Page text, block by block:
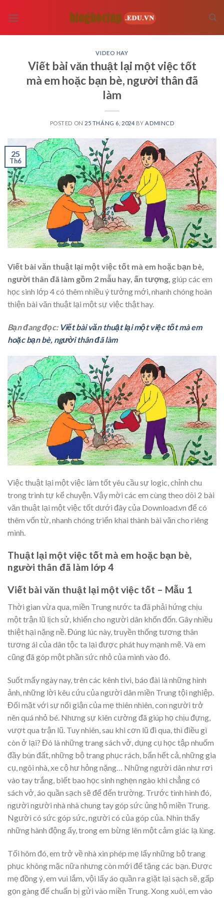
VIDEO HAY
Viết bài văn thuật lại một việc tốt
mà em hoặc bạn bè, người thân đã
làm
POSTED ON 25 THÁNG 6, 2024 BY ADMINCD
25
Th6
Viết bài văn thuật lại một việc tốt mà em hoặc bạn bè,
người thân đã làm gồm 2 mẫu hay, ấn tượng, giúp các em
học sinh lớp 4 có thêm nhiều ý tưởng mới, nhanh chóng hoàn
thiện bài văn thuật lại một sự việc thật hay.
Bạn đang đọc: Viết bài văn thuật lại một việc tốt mà em
hoặc bạn bè, người thân đã làm
Việc thuật lại một việc làm tốt yêu cầu sự logic, chỉnh chu
trong trình tự kể chuyện. Vậy mời các em cùng theo dõi 2 bài
văn thuật lại một việc tốt dưới đây của Download.vn để có
thêm vốn từ, nhanh chóng triển khai thành bài văn cho riêng
mình.
Thuật lại một việc tốt mà em hoặc bạn bè,
người thân đã làm lớp 4
Viết bài văn thuật lại một việc tốt – Mẫu 1
Thời gian vừa qua, miền Trung nước ta đã phải hứng chịu
một trận lũ lịch sử, khiến cho người dân khốn đốn. Gây nhiều
thiệt hại nặng nề. Đúng lúc này, truyền thống tương thân
tương ái của dân tộc ta lại được phát huy mạnh mẽ. Và em
cũng đã góp một phần sức nhỏ của mình vào đó.
Suốt mấy ngày nay, trên các kênh tivi, báo đài là những hình
ảnh, những lời kêu cứu của người dân miền Trung tội nghiệp.
Đối mặt với sự nổi giận của mẹ thiên nhiên, con người trở
nên quá nhỏ bé. Nhưng sự kiên cường đã giúp họ chịu đựng,
vượt qua trận lũ. Tuy nhiên, sau khi cơn lũ đi qua, thì điều gì
còn ở lại? Đó là những trang sách vở, dụng cụ học tập nhuốm
đầy bùn đất, những bộ trang phục rách, bẩn hết cả, những gia
cụ, ngôi nhà, xe cộ hư hỏng nặng… Những người dân như rơi
vào tay trắng, biết bao học sinh nghẹn ngào khi chẳng có
sách vở, áo quần sạch sẽ để đến trường. Trước tình hình đó,
người người nhà nhà chung tay góp sức ủng hộ miền Trung.
Người có sức góp sức, người có của góp của. Nhìn thấy
những hành động ấy, trong em bừng lên một cảm giác lạ lùng.
Tối hôm đó, em trở về nhà xin phép mẹ lấy những bộ trang
phục không mặc nữa nhưng còn mới để tặng các bạn. Được
mẹ đồng ý, em vui lắm, vội lấy áo quần ra giặt lại sạch sẽ, gấp
gọn gàng để chuẩn bị gửi vào miền Trung. Xong xuôi, em vào